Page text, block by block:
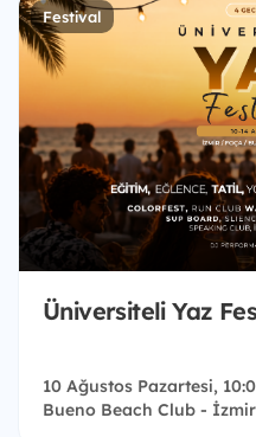
Festival
Üniversiteli Yaz
10 Ağustos Pazartesi,
Bueno Beach Club - İzmir